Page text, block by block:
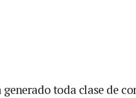
toda clase de